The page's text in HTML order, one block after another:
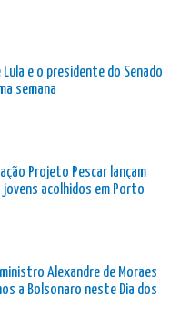
e o presidente do Senado
semana
Projeto Pescar lançam
acolhidos em Porto
Alexandre de Moraes
a Bolsonaro neste Dia dos